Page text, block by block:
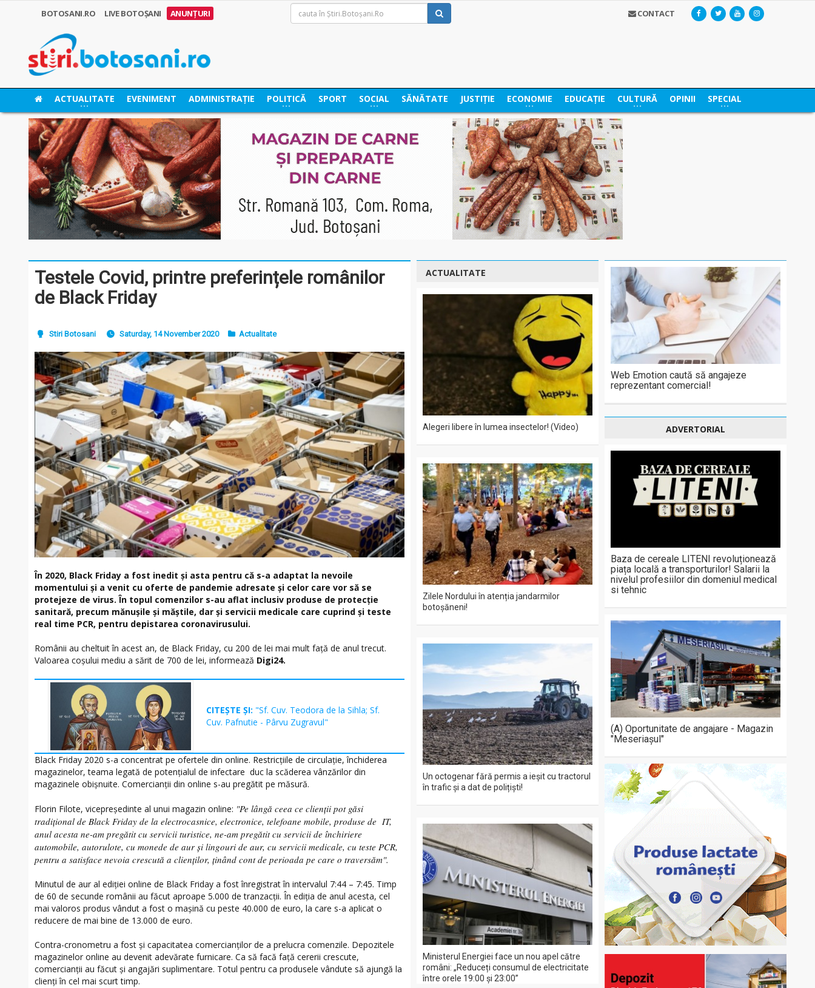
BOTOSANI.RO LIVE BOTOȘANI ANUNȚURI CONTACT
ACTUALITATE EVENIMENT ADMINISTRAȚIE POLITICĂ SPORT SOCIAL SĂNĂTATE JUSTIȚIE ECONOMIE EDUCAȚIE CULTURĂ OPINII SPECIAL
Testele Covid, printre preferințele românilor
de Black Friday
Stiri Botosani Saturday, 14 November 2020 Actualitate
În 2020, Black Friday a fost inedit și asta pentru că s-a adaptat la nevoile
momentului și a venit cu oferte de pandemie adresate și celor care vor să se
protejeze de virus. În topul comenzilor s-au aflat inclusiv produse de protecție
sanitară, precum mănușile și măștile, dar și servicii medicale care cuprind și teste
real time PCR, pentru depistarea coronavirusului.
Românii au cheltuit în acest an, de Black Friday, cu 200 de lei mai mult față de anul trecut.
Valoarea coșului mediu a sărit de 700 de lei, informează Digi24.
CITEȘTE ȘI: "Sf. Cuv. Teodora de la Sihla; Sf.
Cuv. Pafnutie - Pârvu Zugravul"
Black Friday 2020 s-a concentrat pe ofertele din online. Restricțiile de circulație, închiderea
magazinelor, teama legată de potențialul de infectare duc la scăderea vânzărilor din
magazinele obișnuite. Comercianții din online s-au pregătit pe măsură.
Florin Filote, vicepreședinte al unui magazin online: "Pe lângă ceea ce clienții pot găsi
tradițional de Black Friday de la electrocasnice, electronice, telefoane mobile, produse de IT,
anul acesta ne-am pregătit cu servicii turistice, ne-am pregătit cu servicii de închiriere
automobile, autorulote, cu monede de aur și lingouri de aur, cu servicii medicale, cu teste PCR,
pentru a satisface nevoia crescută a clienților, ținând cont de perioada pe care o traversăm".
Minutul de aur al ediției online de Black Friday a fost înregistrat în intervalul 7:44 – 7:45. Timp
de 60 de secunde românii au făcut aproape 5.000 de tranzacții. În ediția de anul acesta, cel
mai valoros produs vândut a fost o mașină cu peste 40.000 de euro, la care s-a aplicat o
reducere de mai bine de 13.000 de euro.
Contra-cronometru a fost și capacitatea comercianților de a prelucra comenzile. Depozitele
magazinelor online au devenit adevărate furnicare. Ca să facă față cererii crescute,
comercianții au făcut și angajări suplimentare. Totul pentru ca produsele vândute să ajungă la
clienți în cel mai scurt timp.
ACTUALITATE
Alegeri libere în lumea insectelor! (Video)
Zilele Nordului în atenția jandarmilor
botoșăneni!
Un octogenar fără permis a ieșit cu tractorul
în trafic și a dat de polițiști!
Ministerul Energiei face un nou apel către
români: „Reduceți consumul de electricitate
între orele 19:00 și 23:00”
Web Emotion caută să angajeze
reprezentant comercial!
ADVERTORIAL
Baza de cereale LITENI revoluționează
piața locală a transporturilor! Salarii la
nivelul profesiilor din domeniul medical
si tehnic
(A) Oportunitate de angajare - Magazin
"Meseriașul"